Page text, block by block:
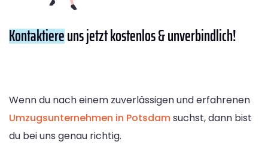
Kontaktiereuns jetzt kostenlos & unverbindlich!
Wenn du nach einem zuverlässigen und erfahrenen
Umzugsunternehmen in Potsdamsuchst, dann bist
du bei uns genau richtig.